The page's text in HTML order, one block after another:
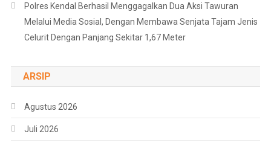
Polres Kendal Berhasil Menggagalkan Dua Aksi Tawuran
Melalui Media Sosial, Dengan Membawa Senjata Tajam Jenis
Celurit Dengan Panjang Sekitar 1,67 Meter
ARSIP
Agustus 2026
Juli 2026